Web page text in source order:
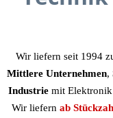
Wir liefern seit 1994
Mittlere Unternehmen,
Industrie mit Elektronik
Wir liefern ab